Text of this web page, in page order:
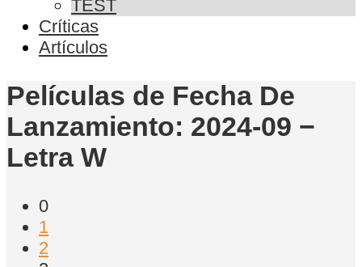
TEST
Críticas
Artículos
Películas de Fecha De
Lanzamiento: 2024-09 −
Letra W
0
1
2